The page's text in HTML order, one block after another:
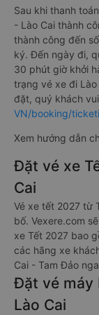
Sau khi thanh
- Lào Cai thành
thành công đến
ký. Đến ngày đi,
30 phút giờ khởi
trạng vé xe đi
đặt, quý khách
VN/booking/
Xem hướng dẫn
Đặt vé xe
Cai
Vé xe tết 2027 từ
bố. Vexere.com
xe Tết 2027 bao
các hãng xe
Cai - Tam Đảo
Đặt vé máy
Lào Cai